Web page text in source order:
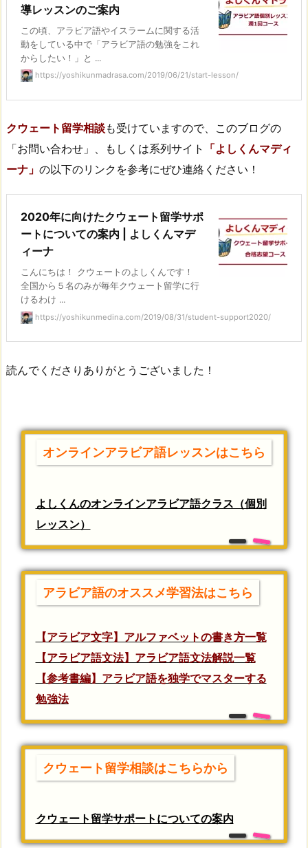
導レッスンのご案内
この頃、アラビア語やイスラームに関する活
動をしている中で「アラビア語の勉強をこれ
からしたい！」と ...
https://yoshikunmadrasa.com/2019/06/21/start-lesson/
クウェート留学相談も受けていますので、このブログの
「お問い合わせ」、もしくは系列サイト
「よしくんマディ
ーナ」 の以下のリンクを参考にぜひ連絡ください！
2020年に向けたクウェート留学サポ
ートについての案内 | よしくんマデ
ィーナ
こんにちは！ クウェートのよしくんです！
全国から５名のみが毎年クウェート留学に行
けるわけ ...
https://yoshikunmedina.com/2019/08/31/student-support2020/
読んでくださりありがとうございました！
オンラインアラビア語レッスンはこちら
よしくんのオンラインアラビア語クラス（個別
レッスン）
アラビア語のオススメ学習法はこちら
【アラビア文字】アルファベットの書き方一覧
【アラビア語文法】アラビア語文法解説一覧
【参考書編】アラビア語を独学でマスターする
勉強法
クウェート留学相談はこちらから
クウェート留学サポートについての案内